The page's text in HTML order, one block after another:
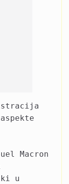
Macron
u